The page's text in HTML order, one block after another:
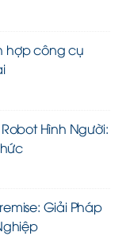
hợp công cụ
Hình Người:
Giải Pháp